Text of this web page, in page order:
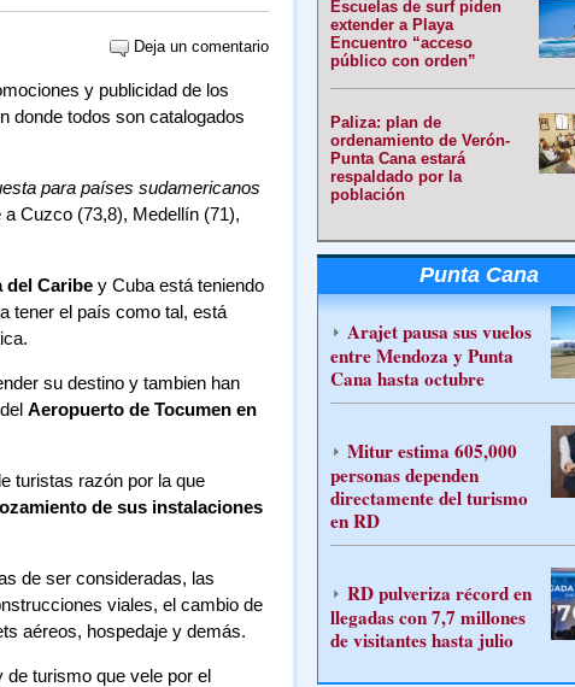
Deja un comentario
y publicidad de los
donde todos son catalogados
para países sudamericanos
Cuzco (73,8), Medellín (71),
del Caribey Cuba está teniendo
tener el país como tal, está
su destino y tambien han
Aeropuerto de Tocumen en
turistas razón por la que
de sus instalaciones
de ser consideradas, las
viales, el cambio de
aéreos, hospedaje y demás.
turismo que vele por el
Escuelas de surf piden
extender a Playa
Encuentro “acceso
público con orden”
Paliza: plan de
ordenamiento de Verón-
Punta Cana estará
respaldado por la
población
Punta Cana
Arajet pausa sus vuelos
entre Mendoza y Punta
Cana hasta octubre
Mitur estima 605,000
personas dependen
directamente del turismo
en RD
RD pulveriza récord en
llegadas con 7,7 millones
de visitantes hasta julio